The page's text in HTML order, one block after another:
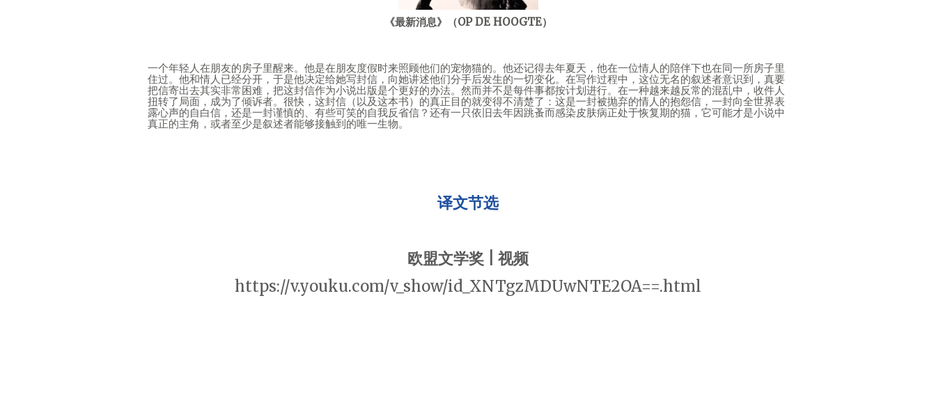
《最新消息》（OP DE HOOGTE）
一个年轻人在朋友的房子里醒来。他是在朋友度假时来照顾他们的宠物猫的。他还记得去年夏天，他在一位情人的陪伴下也在同一所房子里
住过。他和情人已经分开，于是他决定给她写封信，向她讲述他们分手后发生的一切变化。在写作过程中，这位无名的叙述者意识到，真要
把信寄出去其实非常困难，把这封信作为小说出版是个更好的办法。然而并不是每件事都按计划进行。在一种越来越反常的混乱中，收件人
扭转了局面，成为了倾诉者。很快，这封信（以及这本书）的真正目的就变得不清楚了：这是一封被抛弃的情人的抱怨信，一封向全世界表
露心声的自白信，还是一封谨慎的、有些可笑的自我反省信？还有一只依旧去年因跳蚤而感染皮肤病正处于恢复期的猫，它可能才是小说中
真正的主角，或者至少是叙述者能够接触到的唯一生物。
译文节选
欧盟文学奖 | 视频
https://v.youku.com/v_show/id_XNTgzMDUwNTE2OA==.html